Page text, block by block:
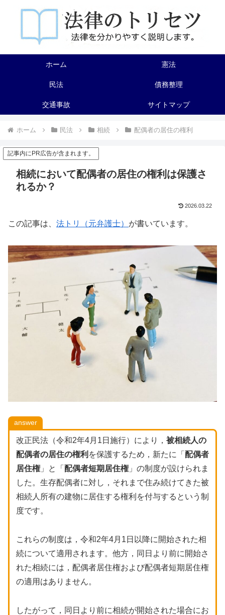
ホーム 憲法
民法 債務整理
交通事故 サイトマップ
ホーム 民法 相続 配偶者の居住の権利
記事内にPR広告が含まれます。
相続において配偶者の居住の権利は保護さ
れるか？
2026.03.22
この記事は、 法トリ（元弁護士） が書いています。
answer
改正民法（令和2年4月1日施行）により， 被相続人の
配偶者の居住の権利 を保護するため，新たに「 配偶者
居住権」と「 配偶者短期居住権」の制度が設けられま
した。生存配偶者に対し，それまで住み続けてきた被
相続人所有の建物に居住する権利を付与するという制
度です。
これらの制度は，令和2年4月1日以降に開始された相
続について適用されます。他方，同日より前に開始さ
れた相続には，配偶者居住権および配偶者短期居住権
の適用はありません。
したがって，同日より前に相続が開始された場合にお